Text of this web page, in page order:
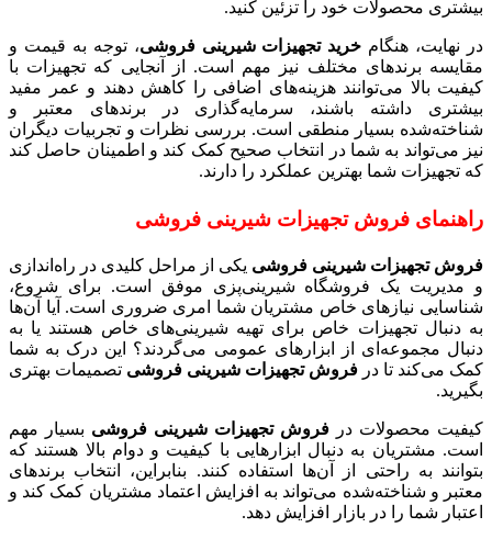
بیشتری محصولات خود را تزئین کنید.
در نهایت، هنگام خرید تجهیزات شیرینی فروشی، توجه به قیمت و
مقایسه برندهای مختلف نیز مهم است. از آنجایی که تجهیزات با
کیفیت بالا می‌توانند هزینه‌های اضافی را کاهش دهند و عمر مفید
بیشتری داشته باشند، سرمایه‌گذاری در برندهای معتبر و
شناخته‌شده بسیار منطقی است. بررسی نظرات و تجربیات دیگران
نیز می‌تواند به شما در انتخاب صحیح کمک کند و اطمینان حاصل کند
که تجهیزات شما بهترین عملکرد را دارند.
راهنمای فروش تجهیزات شیرینی فروشی
فروش تجهیزات شیرینی فروشی یکی از مراحل کلیدی در راه‌اندازی
و مدیریت یک فروشگاه شیرینی‌پزی موفق است. برای شروع،
شناسایی نیازهای خاص مشتریان شما امری ضروری است. آیا آن‌ها
به دنبال تجهیزات خاص برای تهیه شیرینی‌های خاص هستند یا به
دنبال مجموعه‌ای از ابزارهای عمومی می‌گردند؟ این درک به شما
کمک می‌کند تا در فروش تجهیزات شیرینی فروشی تصمیمات بهتری
بگیرید.
کیفیت محصولات در فروش تجهیزات شیرینی فروشی بسیار مهم
است. مشتریان به دنبال ابزارهایی با کیفیت و دوام بالا هستند که
بتوانند به راحتی از آن‌ها استفاده کنند. بنابراین، انتخاب برندهای
معتبر و شناخته‌شده می‌تواند به افزایش اعتماد مشتریان کمک کند و
اعتبار شما را در بازار افزایش دهد.